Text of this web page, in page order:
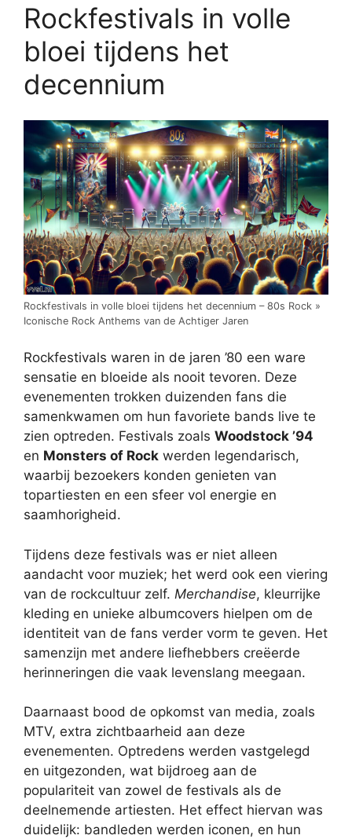
Rockfestivals in volle
bloei tijdens het
decennium
Rockfestivals in volle bloei tijdens het decennium – 80s Rock »
Iconische Rock Anthems van de Achtiger Jaren
Rockfestivals waren in de jaren ’80 een ware
sensatie en bloeide als nooit tevoren. Deze
evenementen trokken duizenden fans die
samenkwamen om hun favoriete bands live te
zien optreden. Festivals zoals Woodstock ’94
en Monsters of Rock werden legendarisch,
waarbij bezoekers konden genieten van
topartiesten en een sfeer vol energie en
saamhorigheid.
Tijdens deze festivals was er niet alleen
aandacht voor muziek; het werd ook een viering
van de rockcultuur zelf. Merchandise, kleurrijke
kleding en unieke albumcovers hielpen om de
identiteit van de fans verder vorm te geven. Het
samenzijn met andere liefhebbers creëerde
herinneringen die vaak levenslang meegaan.
Daarnaast bood de opkomst van media, zoals
MTV, extra zichtbaarheid aan deze
evenementen. Optredens werden vastgelegd
en uitgezonden, wat bijdroeg aan de
populariteit van zowel de festivals als de
deelnemende artiesten. Het effect hiervan was
duidelijk: bandleden werden iconen, en hun